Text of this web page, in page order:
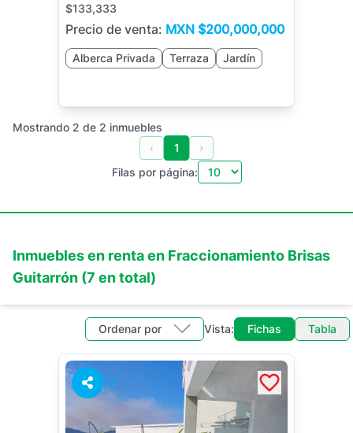
$133,333
Precio de venta: MXN $200,000,000
Alberca Privada Terraza Jardín
Mostrando 2 de 2 inmuebles
‹
1
›
Filas por página:
Inmuebles en rentaen Fraccionamiento Brisas
Guitarrón (7 en total)
Ordenar por Vista: Fichas Tabla
13